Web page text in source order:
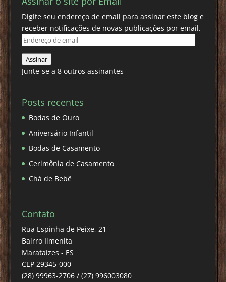
Digite seu endereço de email para assinar este blog e
receber notificações de novas publicações por email.
Endereço
email
Assinar
Junte-se a 8 outros assinantes
Posts recentes
Bodas de Ouro
Aniversário Infantil
Bodas de Casamento
Cerimônia de Casamento
Chá de Bebê
Contato
Rua Espinha de Peixe, 21
Bairro Ilmenita
Marataízes - ES
CEP 29345-000
(28) 99963-2706 / (27) 996003080